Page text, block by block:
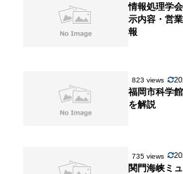
情報処理学
示内容・営
報
823 views
福岡市科学
を解説
735 views
関門海峡ミ